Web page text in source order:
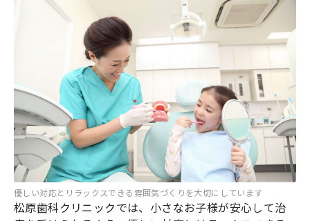
優しい対応とリラックスできる雰囲気づくりを大切にしています
松原歯科クリニックでは、小さなお子様が安心して治